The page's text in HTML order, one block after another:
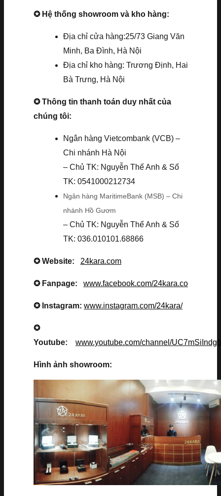
✪ Hệ thống showroom và kho hàng:
Địa chỉ cửa hàng:25/73 Giang Văn
Minh, Ba Đình, Hà Nội
Địa chỉ kho hàng: Trương Định, Hai
Bà Trưng, Hà Nội
✪ Thông tin thanh toán duy nhất của
chúng tôi:
Ngân hàng Vietcombank (VCB) –
Chi nhánh Hà Nội
– Chủ TK: Nguyễn Thế Anh & Số
TK: 0541000212734
Ngân hàng MaritimeBank (MSB) – Chi
nhánh Hồ Gươm
– Chủ TK: Nguyễn Thế Anh & Số
TK: 036.010101.68866
✪ Website: 24kara.com
✪ Fanpage: www.facebook.com/24kara.co
✪ Instagram: www.instagram.com/24kara/
✪
Youtube: www.youtube.com/channel/
Hình ảnh showroom: